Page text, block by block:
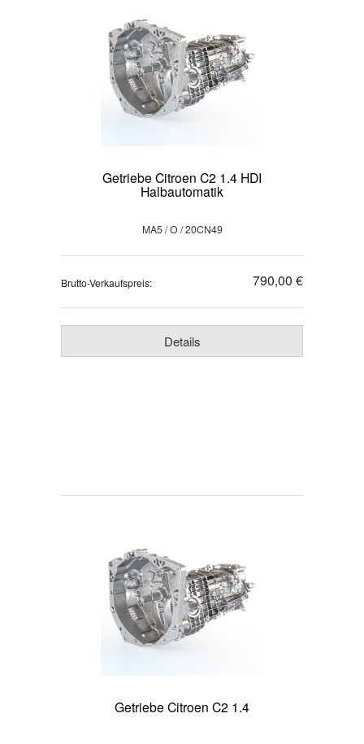
Getriebe Citroen C2 1.4 HDI
Halbautomatik
MA5 / O / 20CN49
Brutto-Verkaufspreis: 790,00 €
Details
Getriebe Citroen C2 1.4